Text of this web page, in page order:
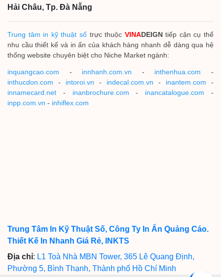
Hải Châu, Tp. Đà Nẵng
Trung tâm in kỹ thuật sốtrực thuộc VINADEIGNtiếp cận cụ thể
nhu cầu thiết kế và in ấn của khách hàng nhanh dễ dàng qua hệ
thống website chuyên biệt cho Niche Market ngành:
inquangcao.com - innhanh.com.vn - inthenhua.com -
inthucdon.com - intoroi.vn - indecal.com.vn - inantem.com -
innamecard.net - inanbrochure.com - inancatalogue.com -
inpp.com.vn - inhiflex.com
Trung Tâm In Kỹ Thuật Số, Công Ty In Ấn Quảng Cáo.
Thiết Kế In Nhanh Giá Rẻ, INKTS
Địa chỉ: L1 Toà Nhà MBN Tower, 365 Lê Quang Định,
Phường 5, Bình Thạnh, Thành phố Hồ Chí Minh